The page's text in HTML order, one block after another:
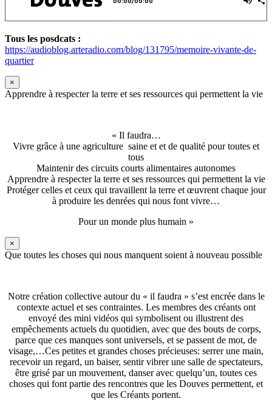
Tous les posdcats :
https://audioblog.arteradio.com/blog/131795/memoire-vivante-de-
quartier
×
Apprendre à respecter la terre et ses ressources qui permettent la vie
« Il faudra…
Vivre grâce à une agriculture saine et et de qualité pour toutes et
tous
Maintenir des circuits courts alimentaires autonomes
Apprendre à respecter la terre et ses ressources qui permettent la vie
Protéger celles et ceux qui travaillent la terre et œuvrent chaque jour
à produire les denrées qui nous font vivre…
Pour un monde plus humain »
×
Que toutes les choses qui nous manquent soient à nouveau possible
Notre création collective autour du « il faudra » s’est encrée dans le
contexte actuel et ses contraintes. Les membres des créants ont
envoyé des mini vidéos qui symbolisent ou illustrent des
empêchements actuels du quotidien, avec que des bouts de corps,
parce que ces manques sont universels, et se passent de mot, de
visage,…Ces petites et grandes choses précieuses: serrer une main,
recevoir un regard, un baiser, sentir vibrer une salle de spectateurs,
être grisé par un mouvement, danser avec quelqu’un, toutes ces
choses qui font partie des rencontres que les Douves permettent, et
que les Créants portent.